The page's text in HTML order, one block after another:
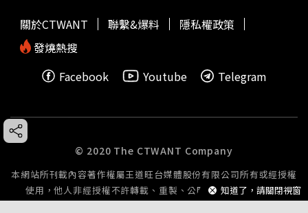
知道了，請關閉視窗
關於CTWANT 聯繫&爆料
隱私權政策
發燒熱搜
Facebook
Youtube Telegram
© 2020 The CTWANT Company
本網站所刊載內容著作權屬王道旺台媒體股份有限公司所有或經授權
使用，他人非經授權不許轉載、重製、公開播送或公開傳輸。